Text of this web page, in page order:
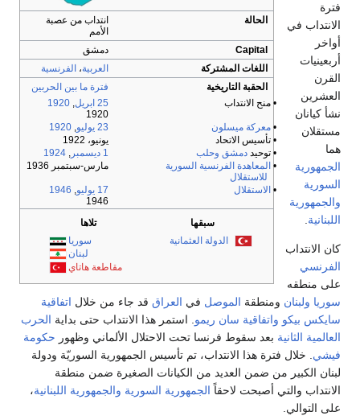
الحالة
انتداب من عصبة
الأمم
Capital
دمشق
اللغات المشتركة
العربية، الفرنسية
الحقبة التاريخية
فترة ما بين الحربين
• منح الانتداب
25 ابريل ,
1920
1920
•معركة ميسلون 23 يوليو ,
1920
• تأسيس الاتحاد
يونيو، 1922
• توحيددمشق وحلب 1 ديسمبر ,
1924
• المعاهدة الفرنسية السورية
للاستقلال
مارس-سبتمبر 1936
• الاستقلال 17 يوليو ,
1946
1946
سبقها
تلاها
الدولة العثمانية
سوريا
لبنان
مقاطعة هاتاي
فترة
الانتداب في
أواخر
أربعينيات
القرن
العشرين
نشأ كيانان
مستقلان
هما
الجمهورية
السورية
والجمهورية
اللبنانية
كان الانتداب
الفرنسي
على منطقه
سوريا ولبنان ومنطقة الموصل في العراق قد جاء من خلال اتفاقية
سايكس بيكو واتفاقية سان ريمو . استمر هذا الانتداب حتى بداية الحرب
العالمية الثانية بعد سقوط فرنسا تحت الاحتلال الألماني وظهور حكومة
فيشي . خلال فترة هذا الانتداب، تم تأسيس الجمهورية السوريّة ودولة
لبنان الكبير من ضمن العديد من الكيانات الصغيرة ضمن منطقة
الانتداب والتي أصبحت لاحقاً الجمهورية السورية والجمهورية اللبنانية،
على التوالي.